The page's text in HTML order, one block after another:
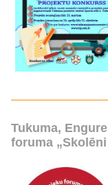
Tukuma,
foruma